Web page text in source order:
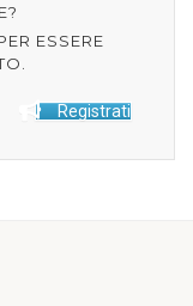
ESSERE
Registrati